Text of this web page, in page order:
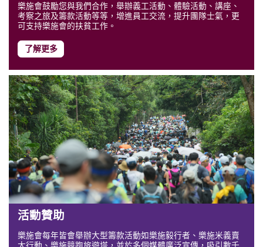
樂施會鼓勵您與我們合作，舉辦義工活動、體驗活動、講座、
考察之旅及籌款活動等等，增進員工交流，提升團隊士氣，更
可支持樂施會的扶貧工作。
了解更多
活動贊助
樂施會每年皆會舉辦大型籌款活動如樂施毅行者、樂施米義賣